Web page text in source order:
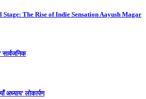
The Rise of Indie Sensation Aayush Magar
सार्वजनिक
लोकार्पण